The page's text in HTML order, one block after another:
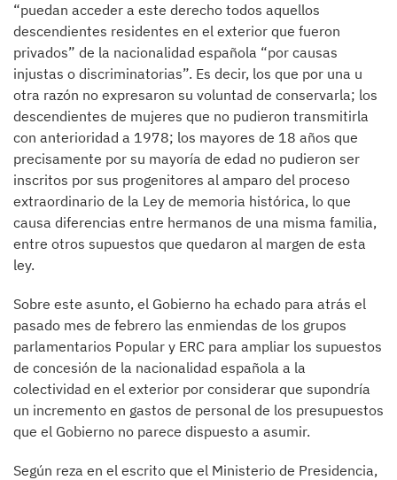
“puedan acceder a este derecho todos aquellos
descendientes residentes en el exterior que fueron
privados” de la nacionalidad española “por causas
injustas o discriminatorias”. Es decir, los que por una u
otra razón no expresaron su voluntad de conservarla; los
descendientes de mujeres que no pudieron transmitirla
con anterioridad a 1978; los mayores de 18 años que
precisamente por su mayoría de edad no pudieron ser
inscritos por sus progenitores al amparo del proceso
extraordinario de la Ley de memoria histórica, lo que
causa diferencias entre hermanos de una misma familia,
entre otros supuestos que quedaron al margen de esta
ley.
Sobre este asunto, el Gobierno ha echado para atrás el
pasado mes de febrero las enmiendas de los grupos
parlamentarios Popular y ERC para ampliar los supuestos
de concesión de la nacionalidad española a la
colectividad en el exterior por considerar que supondría
un incremento en gastos de personal de los presupuestos
que el Gobierno no parece dispuesto a asumir.
Según reza en el escrito que el Ministerio de Presidencia,